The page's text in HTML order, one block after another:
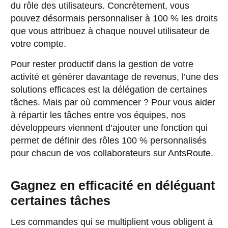
du rôle des utilisateurs. Concrètement, vous
pouvez désormais personnaliser à 100 % les droits
que vous attribuez à chaque nouvel utilisateur de
votre compte.
Pour rester productif dans la gestion de votre
activité et générer davantage de revenus, l’une des
solutions efficaces est la délégation de certaines
tâches. Mais par où commencer ? Pour vous aider
à répartir les tâches entre vos équipes, nos
développeurs viennent d’ajouter une fonction qui
permet de définir des rôles 100 % personnalisés
pour chacun de vos collaborateurs sur AntsRoute.
Gagnez en efficacité en déléguant
certaines tâches
Les commandes qui se multiplient vous obligent à